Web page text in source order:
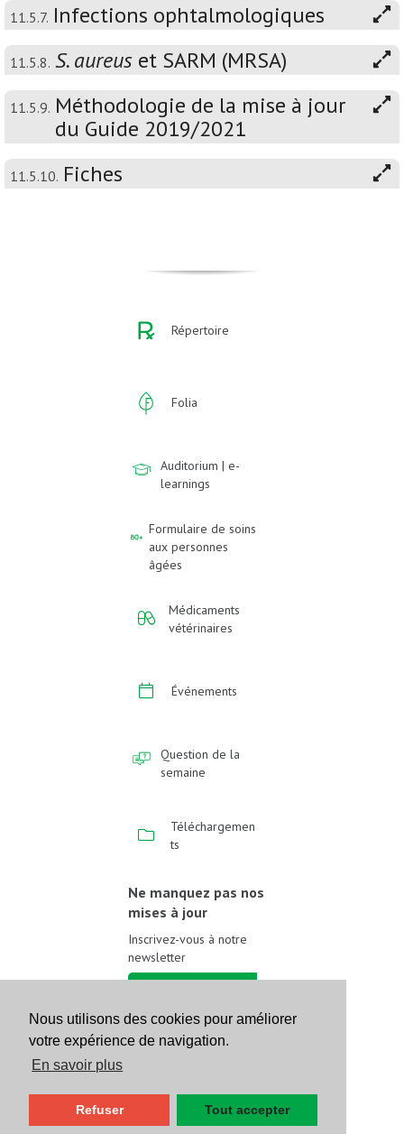
Nous utilisons des cookies pour améliorer
votre expérience de navigation.
En savoir plus
Refuser Tout accepter
11.5.7. Infections ophtalmologiques
11.5.8. S. aureus et SARM (MRSA)
11.5.9. Méthodologie de la mise à jour
du Guide 2019/2021
11.5.10. Fiches
Répertoire
Folia
Auditorium | e-
learnings
Formulaire de soins
aux personnes
âgées
Médicaments
vétérinaires
Événements
Question de la
semaine
Téléchargemen
ts
Ne manquez pas nos
mises à jour
Inscrivez-vous à notre
newsletter
Suivez-nous sur les